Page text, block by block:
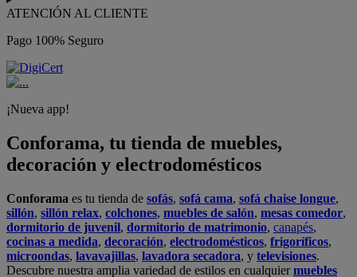
ATENCIÓN AL CLIENTE
Pago 100% Seguro
¡Nueva app!
Conforama, tu tienda de muebles,
decoración y electrodomésticos
Conforama es tu tienda de sofás, sofá cama, sofá chaise longue,
sillón, sillón relax, colchones, muebles de salón, mesas comedor,
dormitorio de juvenil, dormitorio de matrimonio, canapés,
cocinas a medida, decoración, electrodomésticos, frigoríficos,
microondas, lavavajillas, lavadora secadora, y televisiones.
Descubre nuestra amplia variedad de estilos en cualquiermuebles